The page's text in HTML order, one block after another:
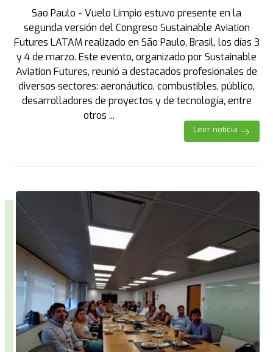
Sao Paulo - Vuelo Limpio estuvo presente en la
segunda versión del Congreso Sustainable Aviation
Futures LATAM realizado en São Paulo, Brasil, los días 3
y 4 de marzo. Este evento, organizado por Sustainable
Aviation Futures, reunió a destacados profesionales de
diversos sectores: aeronáutico, combustibles, público,
desarrolladores de proyectos y de tecnología, entre
otros ...
Leer noticia